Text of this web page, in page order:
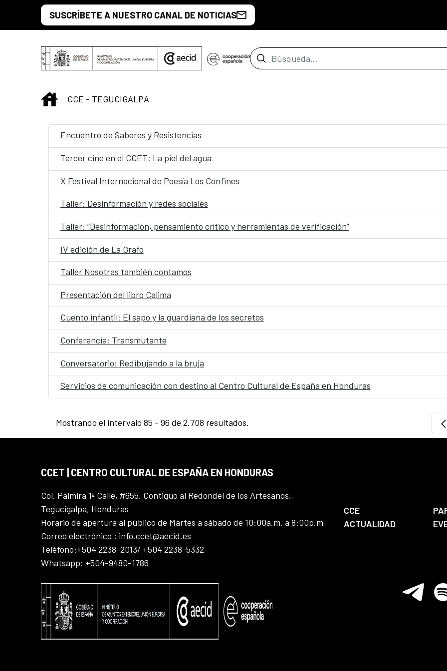
Saltar al contenido principal
SUSCRÍBETE A NUESTRO CANAL DE NOTICIAS
Barra de búsqueda
INICIO
CCE - TEGUCIGALPA
Encuentro de Saberes y Resistencias
Tercer cine en el CCET: La piel del agua
X Festival Internacional de Poesía Los Confines
Taller: Desinformación y redes sociales
Taller: “Desinformación, pensamiento crítico y herramientas de verificación”
IV edición de La Grafo
Taller Nosotras también contamos
Presentación del libro Calima
Cuento infantil: El sapo y la guardiana de los secretos
Conferencia: Transmutante
Conversatorio: Redibujando a la bruja
Servicios de comunicación con destino al Centro Cultural de España en Honduras
Mostrando el intervalo 85 - 96 de 2.708 resultados.
CCET | CENTRO CULTURAL DE ESPAÑA EN HONDURAS
Col. Palmira 1ª Calle, #655, Contiguo al Redondel de los Artesanos,
Tegucigalpa, Honduras
Horario de apertura al público de Martes a sábado de 10:00a.m. a 8:00p.m
Correo electrónico : info.ccet@aecid.es
Teléfono:+504 2238-2013/ +504 2238-5332
Whatsapp: +504-9480-1786
CCE
ACTUALIDAD
Telegram